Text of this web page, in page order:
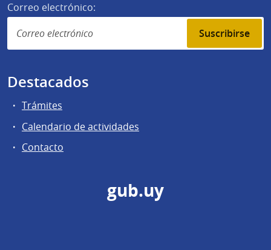
Correo electrónico:
Suscribirse
Destacados
Trámites
Calendario de actividades
Contacto
gub.uy